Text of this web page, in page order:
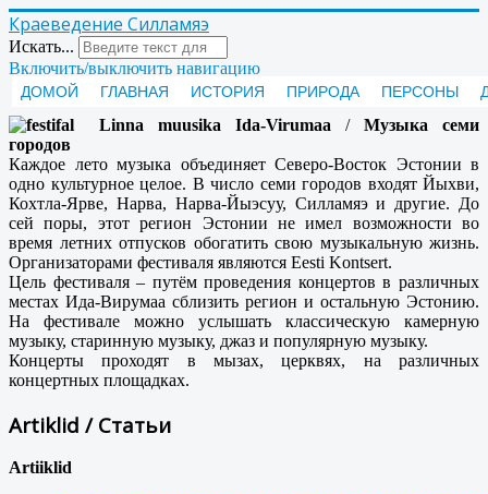
Краеведение Силламяэ
Искать...
Включить/выключить навигацию
ДОМОЙ ГЛАВНАЯ ИСТОРИЯ ПРИРОДА ПЕРСОНЫ
Linna muusika Ida-Virumaa / Музыка семи
городов
Каждое лето музыка объединяет Северо-Восток Эстонии в
одно культурное целое. В число семи городов входят Йыхви,
Кохтла-Ярве, Нарва, Нарва-Йыэсуу, Силламяэ и другие. До
сей поры, этот регион Эстонии не имел возможности во
время летних отпусков обогатить свою музыкальную жизнь.
Организаторами фестиваля являются Eesti Kontsert.
Цель фестиваля – путём проведения концертов в различных
местах Ида-Вирумаа сблизить регион и остальную Эстонию.
На фестивале можно услышать классическую камерную
музыку, старинную музыку, джаз и популярную музыку.
Концерты проходят в мызах, церквях, на различных
концертных площадках.
Artiklid / Статьи
Artiiklid